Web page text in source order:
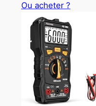
Ou acheter ?